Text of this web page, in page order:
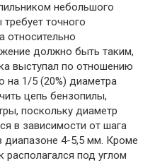
небольшого
точного
относительно
должно быть таким,
выступал по отношению
на 1/5 (20%) диаметра
цепь бензопилы,
поскольку диаметр
в зависимости от шага
диапазоне 4-5,5 мм. Кроме
располагался под углом